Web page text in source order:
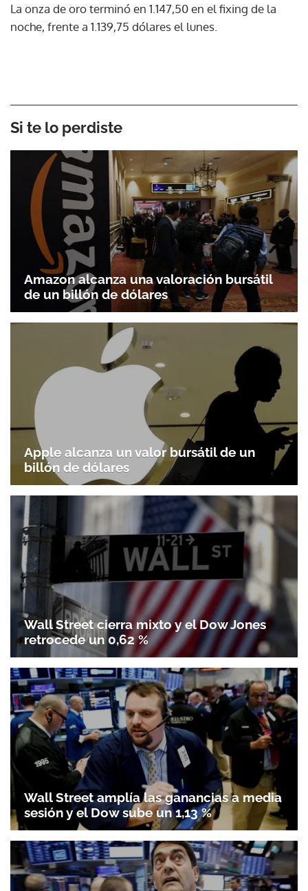
La onza de oro terminó en 1.147,50 en el fixing de la
noche, frente a 1.139,75 dólares el lunes.
Si te lo perdiste
Amazon alcanza una valoración bursátil
de un billón de dólares
Apple alcanza un valor bursátil de un
billón de dólares
Wall Street cierra mixto y el Dow Jones
retrocede un 0,62 %
Wall Street amplía las ganancias a media
sesión y el Dow sube un 1,13 %